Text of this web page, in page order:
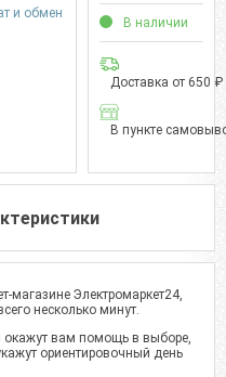
и обмен
В наличии
Доставка от 650 ₽
В пункте
магазине Электромаркет24,
несколько минут.
окажут вам помощь в выборе,
ориентировочный день